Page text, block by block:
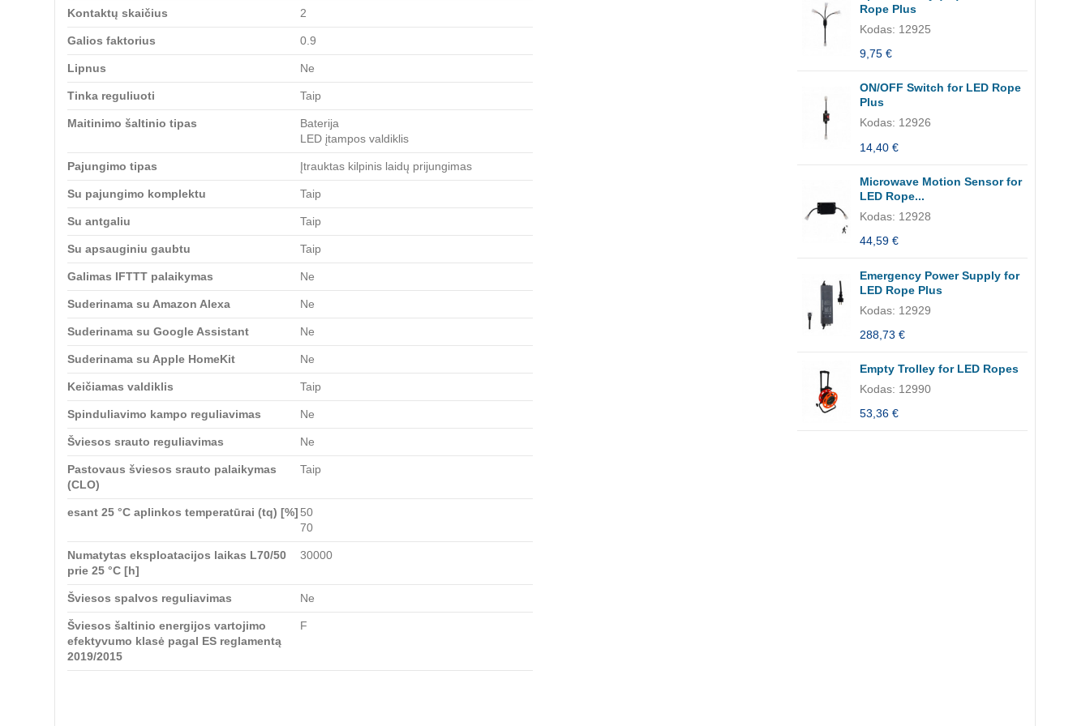
Kontaktų skaičius 2
Galios faktorius 0.9
Lipnus Ne
Tinka reguliuoti Taip
Maitinimo šaltinio tipas
Baterija
LED įtampos valdiklis
Pajungimo tipas Įtrauktas kilpinis laidų prijungimas
Su pajungimo komplektu Taip
Su antgaliu Taip
Su apsauginiu gaubtu Taip
Galimas IFTTT palaikymas Ne
Suderinama su Amazon Alexa Ne
Suderinama su Google Assistant Ne
Suderinama su Apple HomeKit Ne
Keičiamas valdiklis Taip
Spinduliavimo kampo reguliavimas Ne
Šviesos srauto reguliavimas Ne
Pastovaus šviesos srauto palaikymas
(CLO)
Taip
esant 25 °C aplinkos temperatūrai (tq) [%] 50
70
Numatytas eksploatacijos laikas L70/50
prie 25 °C [h]
30000
Šviesos spalvos reguliavimas Ne
Šviesos šaltinio energijos vartojimo
efektyvumo klasė pagal ES reglamentą
2019/2015
F
Rope Plus
Kodas: 12925
9,75 €
ON/OFF Switch for LED Rope
Plus
Kodas: 12926
14,40 €
Microwave Motion Sensor for
LED Rope...
Kodas: 12928
44,59 €
Emergency Power Supply for
LED Rope Plus
Kodas: 12929
288,73 €
Empty Trolley for LED Ropes
Kodas: 12990
53,36 €